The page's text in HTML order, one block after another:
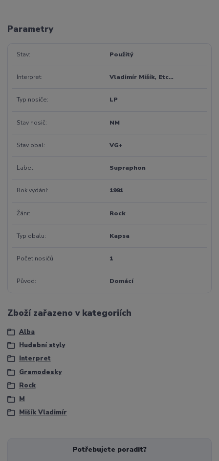
Parametry
Stav Použitý
Interpret Vladimír Mišík, Etc…
Typ nosiče LP
Stav nosič NM
Stav obal VG+
Label Supraphon
Rok vydání 1991
Žánr Rock
Typ obalu Kapsa
Počet nosičů 1
Původ Domácí
Zboží zařazeno v kategoriích
Alba
Hudební styly
Interpret
Gramodesky
Rock
M
Mišík Vladimír
Potřebujete poradit?